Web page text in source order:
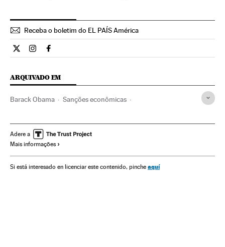
Receba o boletim do EL PAÍS América
Internacional El País Brasil en Twitter
Internacional El País Brasil en Instagram
Internacional El País Brasil en Facebook
ARQUIVADO EM
Barack Obama Sanções econômicas
Europa Leste Estados Unidos
América do Norte
Adere a
Mais informações
Si está interesado en licenciar este contenido, pinche aquí